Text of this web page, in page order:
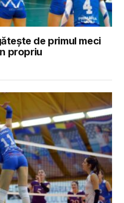
de primul meci
propriu